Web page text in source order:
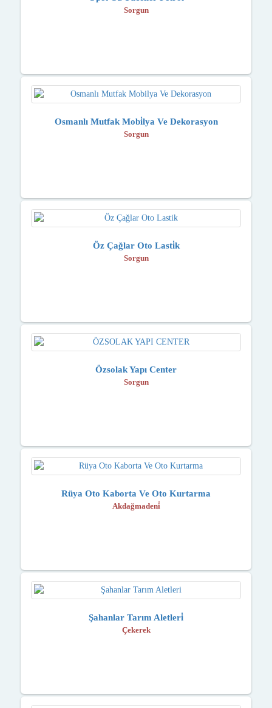
Sorgun
Osmanlı Mutfak Mobi̇lya Ve Dekorasyon
Sorgun
Öz Çağlar Oto Lasti̇k
Sorgun
Özsolak Yapı Center
Sorgun
Rüya Oto Kaborta Ve Oto Kurtarma
Akdağmadeni̇
Şahanlar Tarım Aletleri̇
Çekerek